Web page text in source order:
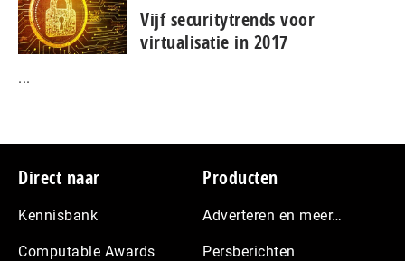
Vijf securitytrends voor
virtualisatie in 2017
...
Footer
Direct naar
Kennisbank
Computable Awards
Producten
Adverteren en meer…
Persberichten